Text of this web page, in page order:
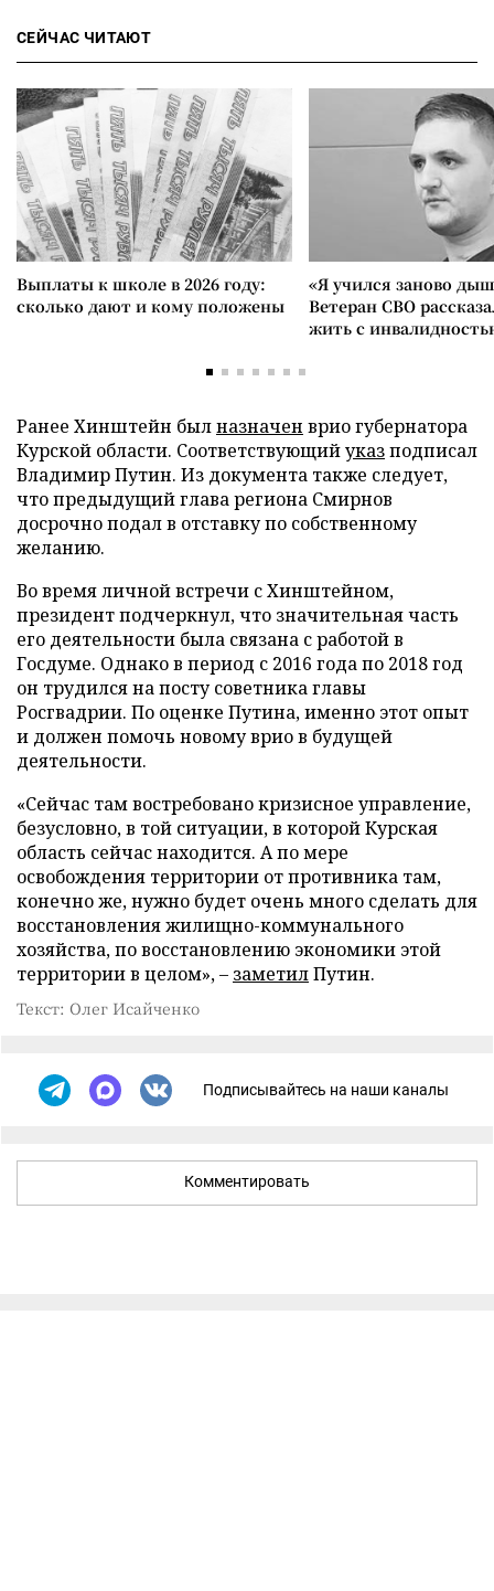
СЕЙЧАС ЧИТАЮТ
Выплаты к школе в 2026 году:
сколько дают и кому положены
«Я учился заново
Ветеран СВО
жить с
Ранее Хинштейн былназначен врио губернатора
Курской области. Соответствующийуказподписал
Владимир Путин. Из документа также следует,
что предыдущий глава региона Смирнов
досрочно подал в отставку по собственному
желанию.
Во время личной встречи с Хинштейном,
президент подчеркнул, что значительная часть
его деятельности была связана с работой в
Госдуме. Однако в период с 2016 года по 2018 год
он трудился на посту советника главы
Росгвадрии. По оценке Путина, именно этот опыт
и должен помочь новому врио в будущей
деятельности.
«Сейчас там востребовано кризисное управление,
безусловно, в той ситуации, в которой Курская
область сейчас находится. А по мере
освобождения территории от противника там,
конечно же, нужно будет очень много сделать для
восстановления жилищно-коммунального
хозяйства, по восстановлению экономики этой
территории в целом», – заметилПутин.
Текст: Олег Исайченко
Подписывайтесь на наши каналы
Комментировать